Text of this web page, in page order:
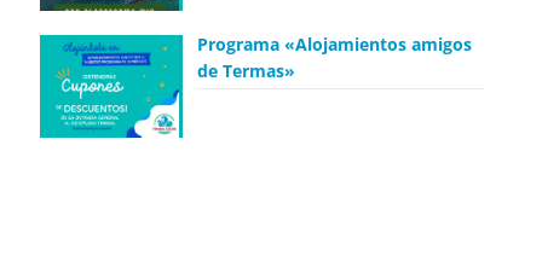
Programa «Alojamientos amigos
de Termas»